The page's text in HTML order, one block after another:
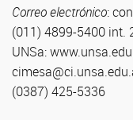
Correo electrónico:
(011) 4899-5400 int.
UNSa:
(0387) 425-5336